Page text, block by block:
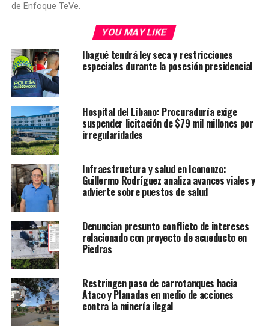
de Enfoque TeVe.
YOU MAY LIKE
Ibagué tendrá ley seca y restricciones
especiales durante la posesión presidencial
Hospital del Líbano: Procuraduría exige
suspender licitación de $79 mil millones por
irregularidades
Infraestructura y salud en Icononzo:
Guillermo Rodríguez analiza avances viales y
advierte sobre puestos de salud
Denuncian presunto conflicto de intereses
relacionado con proyecto de acueducto en
Piedras
Restringen paso de carrotanques hacia
Ataco y Planadas en medio de acciones
contra la minería ilegal